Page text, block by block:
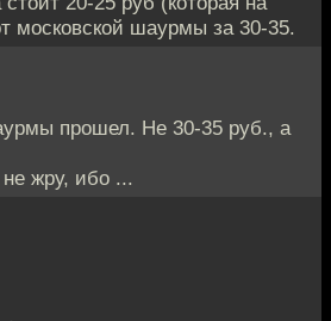
московской шаурмы за 30-35.
прошел. Не 30-35 руб., а
жру, ибо ...